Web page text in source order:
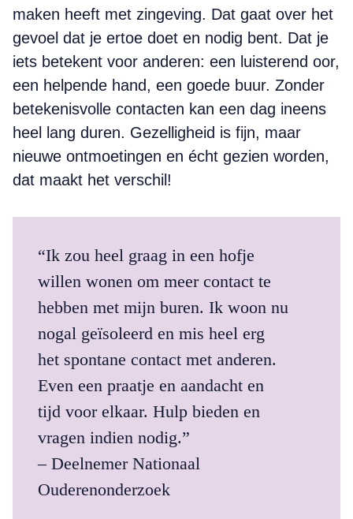
maken heeft met zingeving. Dat gaat over het
gevoel dat je ertoe doet en nodig bent. Dat je
iets betekent voor anderen: een luisterend oor,
een helpende hand, een goede buur. Zonder
betekenisvolle contacten kan een dag ineens
heel lang duren. Gezelligheid is fijn, maar
nieuwe ontmoetingen en écht gezien worden,
dat maakt het verschil!
“Ik zou heel graag in een hofje
willen wonen om meer contact te
hebben met mijn buren. Ik woon nu
nogal geïsoleerd en mis heel erg
het spontane contact met anderen.
Even een praatje en aandacht en
tijd voor elkaar. Hulp bieden en
vragen indien nodig.”
– Deelnemer Nationaal
Ouderenonderzoek